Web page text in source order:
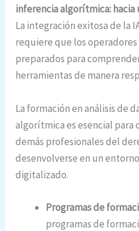
inferencia algorítmica:
La integración exitosa de la
requiere que los
preparados para
herramientas de manera
La formación en análisis de
algorítmica es esencial para
demás profesionales del
desenvolverse en un
digitalizado.
Programas de
programas de